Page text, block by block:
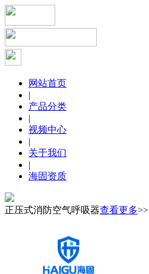
网站首页
|
产品分类
|
视频中心
|
关于我们
|
海固资质
正压式消防空气呼吸器查看更多>>